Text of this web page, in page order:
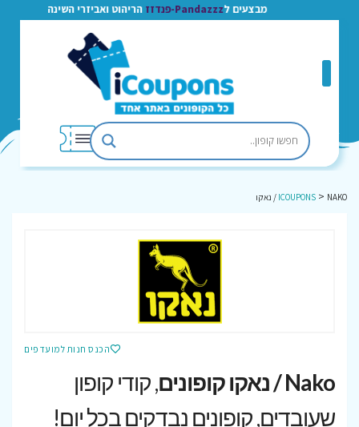
מבצעים לPandazzz-פנדזז הריהוט ואביזרי השינה
ICOUPONS > NAKO / נאקו
הכנס חנות למועדפים
Nako / נאקו קופונים
, קודי קופון
שעובדים, קופונים נבדקים בכל יום!